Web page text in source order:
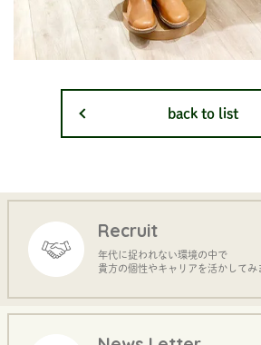
back to list
Recruit
年代に捉われない環境の中で
貴方の個性やキャリアを活かしてみ